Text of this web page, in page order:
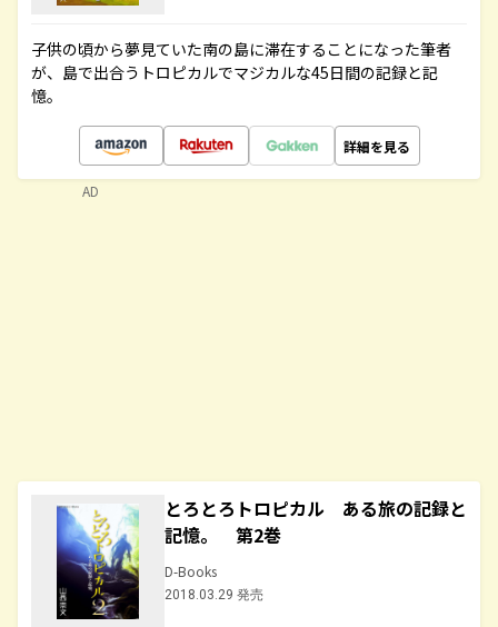
子供の頃から夢見ていた南の島に滞在することになった筆者
が、島で出合うトロピカルでマジカルな45日間の記録と記
憶。
詳細を見る
とろとろトロピカル ある旅の記録と
記憶。 第2巻
D-Books
2018.03.29 発売
AD